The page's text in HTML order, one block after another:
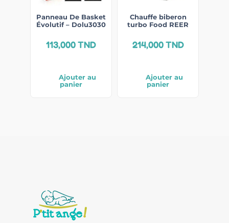
Panneau De Basket
Évolutif – Dolu3030
113,000TND
Ajouter au
panier
Chauffe biberon
turbo Food REER
214,000TND
Ajouter au
panier